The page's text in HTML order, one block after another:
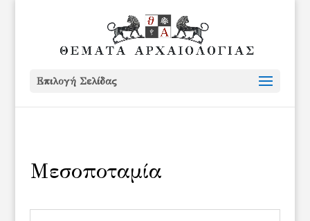
Επιλογή Σελίδας
Mεσοποταμία